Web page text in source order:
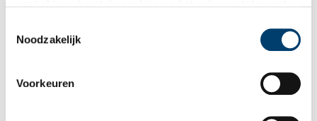
Noodzakelijk
Voorkeuren
De huidige He Hua tempel (spreek uit: ‘ggu ggwaa’) is een
hier de vesak plaats, waarbij de geboorte, de verlichting en het
overlijden van Boeddha worden gevierd. De vesak is één van de